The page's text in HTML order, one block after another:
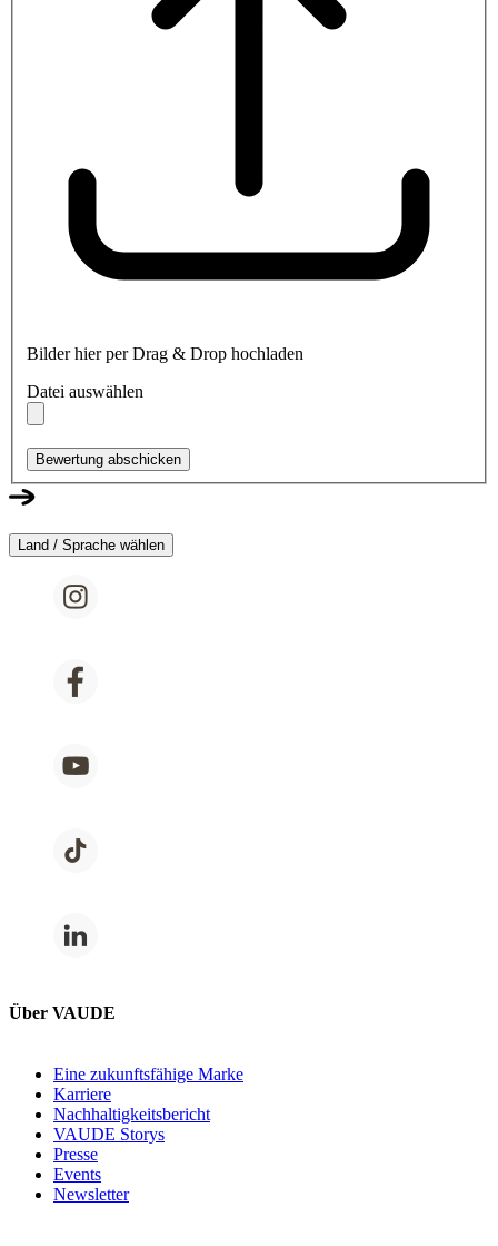
Bilder hier per Drag & Drop hochladen
Datei auswählen
Bewertung abschicken
Land / Sprache wählen
Über VAUDE
Eine zukunftsfähige Marke
Karriere
Nachhaltigkeitsbericht
VAUDE Storys
Presse
Events
Newsletter